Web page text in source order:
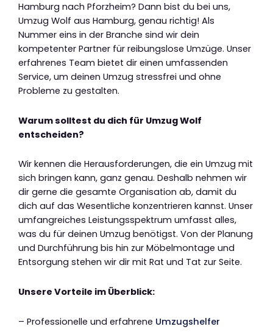
Hamburg nach Pforzheim? Dann bist du bei uns,
Umzug Wolf aus Hamburg, genau richtig! Als
Nummer eins in der Branche sind wir dein
kompetenter Partner für reibungslose Umzüge. Unser
erfahrenes Team bietet dir einen umfassenden
Service, um deinen Umzug stressfrei und ohne
Probleme zu gestalten.
Warum solltest du dich für Umzug Wolf
entscheiden?
Wir kennen die Herausforderungen, die ein Umzug mit
sich bringen kann, ganz genau. Deshalb nehmen wir
dir gerne die gesamte Organisation ab, damit du
dich auf das Wesentliche konzentrieren kannst. Unser
umfangreiches Leistungsspektrum umfasst alles,
was du für deinen Umzug benötigst. Von der Planung
und Durchführung bis hin zur Möbelmontage und
Entsorgung stehen wir dir mit Rat und Tat zur Seite.
Unsere Vorteile im Überblick:
– Professionelle und erfahrene Umzugshelfer